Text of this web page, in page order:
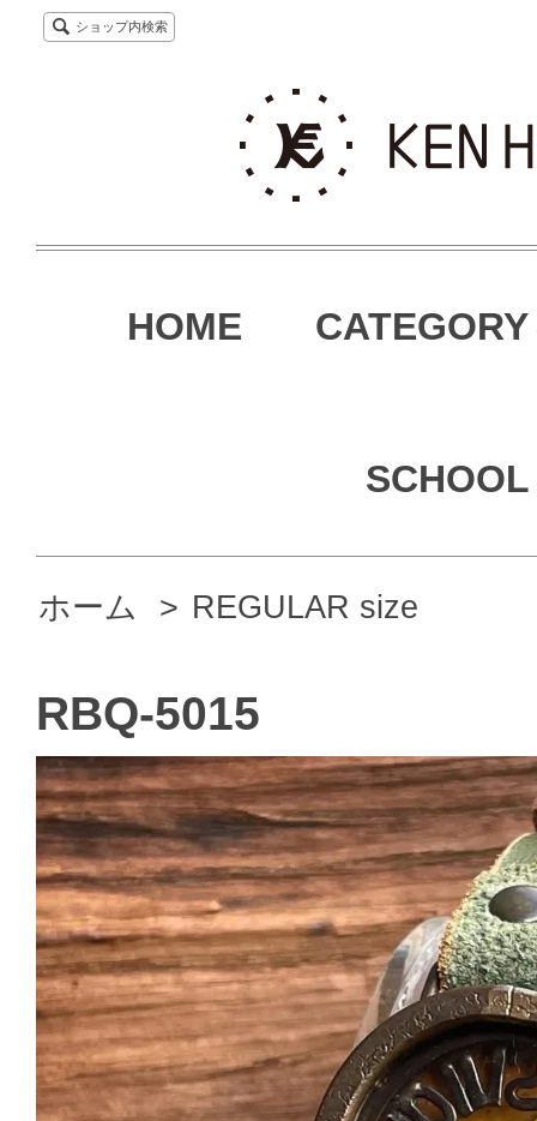
ショップ内検索
HOME CATEGORY
SCHOOL
ホーム > REGULAR size
RBQ-5015